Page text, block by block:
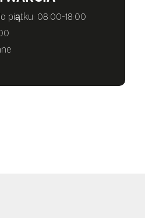
piątku: 08:00-18:00